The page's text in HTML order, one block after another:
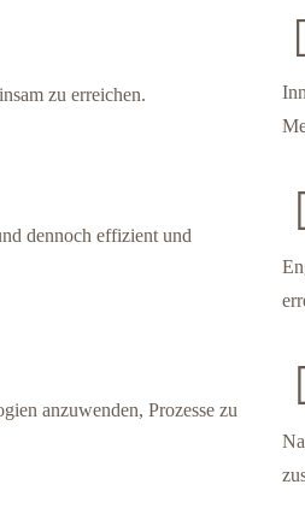
zu erreichen.
dennoch effizient und
anzuwenden, Prozesse zu